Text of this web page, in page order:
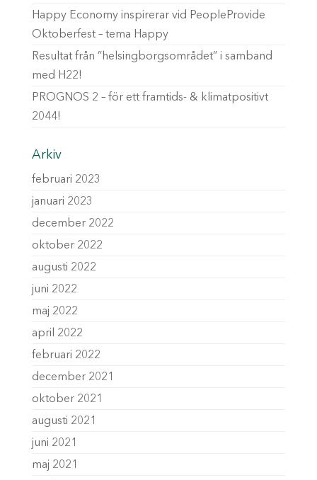
Happy Economy inspirerar vid PeopleProvide
Oktoberfest – tema Happy
Resultat från ”helsingborgsområdet” i samband
med H22!
PROGNOS 2 – för ett framtids- & klimatpositivt
2044!
Arkiv
februari 2023
januari 2023
december 2022
oktober 2022
augusti 2022
juni 2022
maj 2022
april 2022
februari 2022
december 2021
oktober 2021
augusti 2021
juni 2021
maj 2021